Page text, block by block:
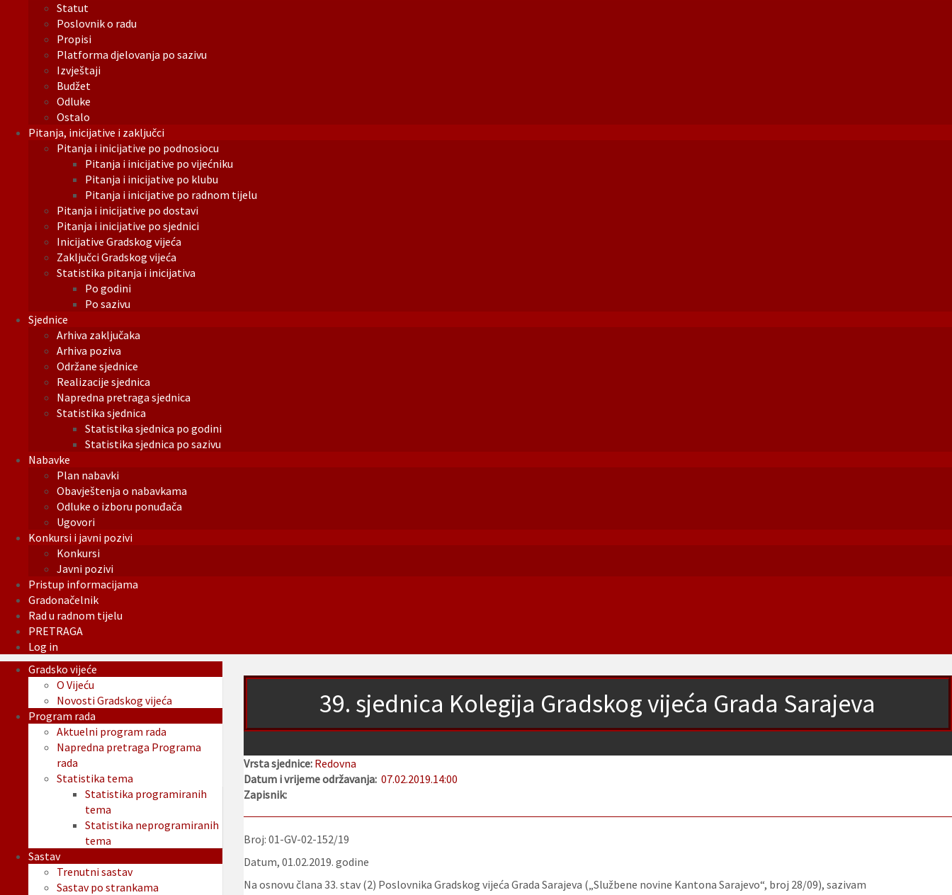
Statut
Poslovnik o radu
Propisi
Platforma djelovanja po sazivu
Izvještaji
Budžet
Odluke
Ostalo
Pitanja, inicijative i zaključci
Pitanja i inicijative po podnosiocu
Pitanja i inicijative po vijećniku
Pitanja i inicijative po klubu
Pitanja i inicijative po radnom tijelu
Pitanja i inicijative po dostavi
Pitanja i inicijative po sjednici
Inicijative Gradskog vijeća
Zaključci Gradskog vijeća
Statistika pitanja i inicijativa
Po godini
Po sazivu
Sjednice
Arhiva zaključaka
Arhiva poziva
Održane sjednice
Realizacije sjednica
Napredna pretraga sjednica
Statistika sjednica
Statistika sjednica po godini
Statistika sjednica po sazivu
Nabavke
Plan nabavki
Obavještenja o nabavkama
Odluke o izboru ponuđača
Ugovori
Konkursi i javni pozivi
Konkursi
Javni pozivi
Pristup informacijama
Gradonačelnik
Rad u radnom tijelu
PRETRAGA
Log in
39. sjednica Kolegija Gradskog vijeća Grada Sarajeva
Vrsta sjednice: Redovna
Datum i vrijeme održavanja: 07.02.2019.14:00
Zapisnik:
Broj: 01-GV-02-152/19
Datum, 01.02.2019. godine
Na osnovu člana 33. stav (2) Poslovnika Gradskog vijeća Grada Sarajeva („Službene novine Kantona Sarajevo“, broj 28/09), sazivam
Gradsko vijeće
O Vijeću
Novosti Gradskog vijeća
Program rada
Aktuelni program rada
Napredna pretraga Programa
rada
Statistika tema
Statistika programiranih
tema
Statistika neprogramiranih
tema
Sastav
Trenutni sastav
Sastav po strankama